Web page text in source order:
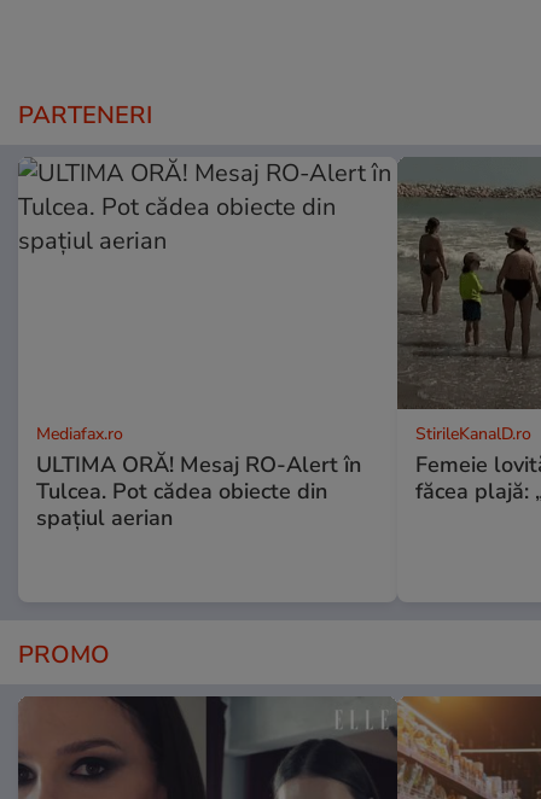
PARTENERI
Mediafax.ro
ULTIMA ORĂ! Mesaj RO-Alert în
Tulcea. Pot cădea obiecte din
spațiul aerian
StirileKanalD.ro
Femeie
făcea plajă:
PROMO